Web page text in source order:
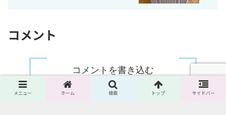
コメント
コメントを書き込む
メニュー ホーム 検索 トップ サイドバー